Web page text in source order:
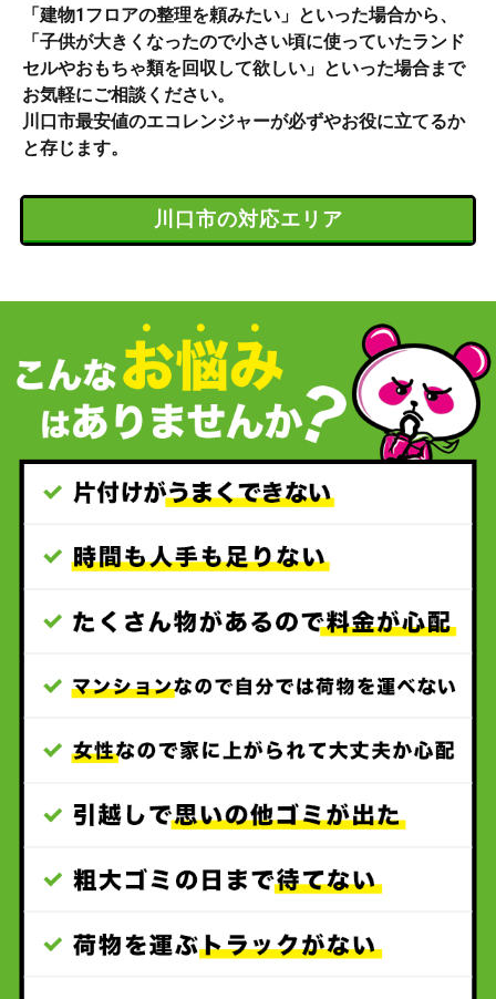
「建物1フロアの整理を頼みたい」といった場合から、
「子供が大きくなったので小さい頃に使っていたランド
セルやおもちゃ類を回収して欲しい」といった場合まで
お気軽にご相談ください。
川口市最安値のエコレンジャーが必ずやお役に立てるか
と存じます。
川口市の対応エリア